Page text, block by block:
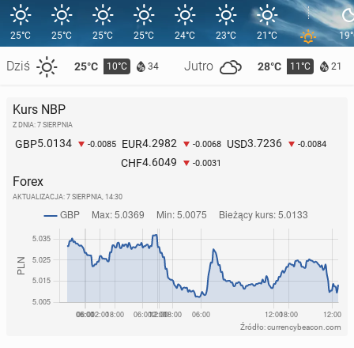
25°C
Dziś 25°C 10°C 34 Jutro 28°C 11°C 21
25°C 25°C 25°C 24°C 23°C 21°C
Kurs NBP
Z DNIA: 7 SIERPNIA
GBP5.0134 -0.0085 EUR4.2982 -0.0068 USD3.7236 -0.0084
CHF4.6049 -0.0031
Forex
AKTUALIZACJA: 7 SIERPNIA, 14:30
Źródło: currencybeacon.com